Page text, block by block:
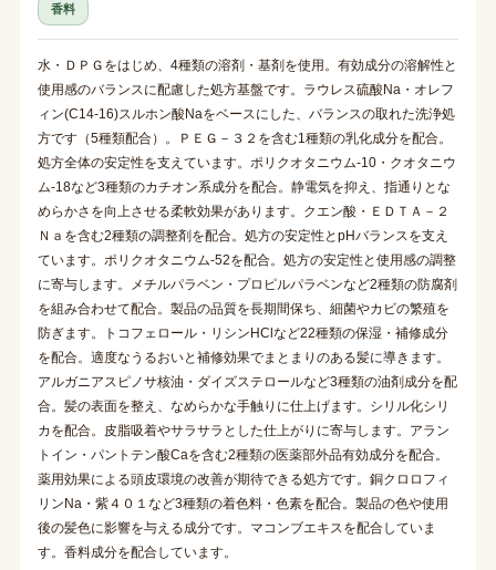
香料
水・ＤＰＧをはじめ、4種類の溶剤・基剤を使用。有効成分の溶解性と
使用感のバランスに配慮した処方基盤です。ラウレス硫酸Na・オレフ
ィン(C14-16)スルホン酸Naをベースにした、バランスの取れた洗浄処
方です（5種類配合）。ＰＥＧ－３２を含む1種類の乳化成分を配合。
処方全体の安定性を支えています。ポリクオタニウム-10・クオタニウ
ム-18など3種類のカチオン系成分を配合。静電気を抑え、指通りとな
めらかさを向上させる柔軟効果があります。クエン酸・ＥＤＴＡ－２
Ｎａを含む2種類の調整剤を配合。処方の安定性とpHバランスを支え
ています。ポリクオタニウム-52を配合。処方の安定性と使用感の調整
に寄与します。メチルパラベン・プロピルパラベンなど2種類の防腐剤
を組み合わせて配合。製品の品質を長期間保ち、細菌やカビの繁殖を
防ぎます。トコフェロール・リシンHClなど22種類の保湿・補修成分
を配合。適度なうるおいと補修効果でまとまりのある髪に導きます。
アルガニアスピノサ核油・ダイズステロールなど3種類の油剤成分を配
合。髪の表面を整え、なめらかな手触りに仕上げます。シリル化シリ
カを配合。皮脂吸着やサラサラとした仕上がりに寄与します。アラン
トイン・パントテン酸Caを含む2種類の医薬部外品有効成分を配合。
薬用効果による頭皮環境の改善が期待できる処方です。銅クロロフィ
リンNa・紫４０１など3種類の着色料・色素を配合。製品の色や使用
後の髪色に影響を与える成分です。マコンブエキスを配合していま
す。香料成分を配合しています。